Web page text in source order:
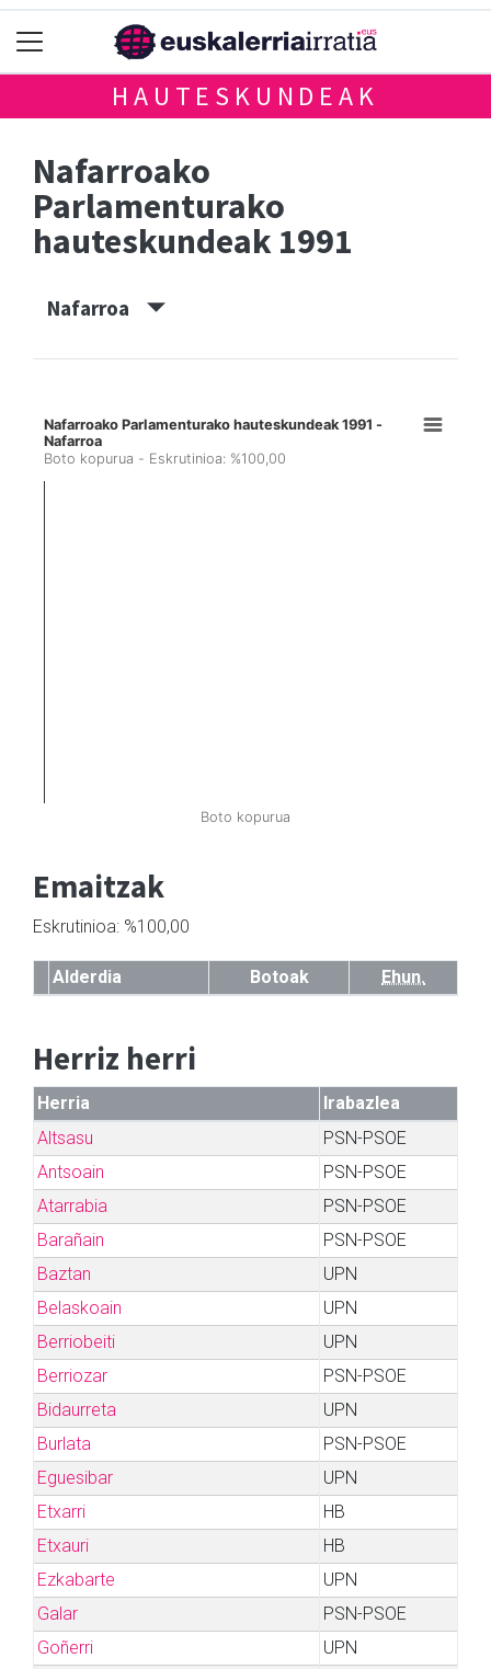
HAUTESKUNDEAK
Nafarroako
Parlamenturako
hauteskundeak 1991
Nafarroa
Boto kopurua
Nafarroako Parlamenturako hauteskundeak 1991 -
Nafarroa
Boto kopurua - Eskrutinioa: %100,00
Emaitzak
Eskrutinioa: %100,00
Alderdia Botoak Ehun.
Herriz herri
Herria
Irabazlea
Altsasu
PSN-PSOE
Antsoain
PSN-PSOE
Atarrabia
PSN-PSOE
Barañain
PSN-PSOE
Baztan
UPN
Belaskoain
UPN
Berriobeiti
UPN
Berriozar
PSN-PSOE
Bidaurreta
UPN
Burlata
PSN-PSOE
Eguesibar
UPN
Etxarri
HB
Etxauri
HB
Ezkabarte
UPN
Galar
PSN-PSOE
Goñerri
UPN